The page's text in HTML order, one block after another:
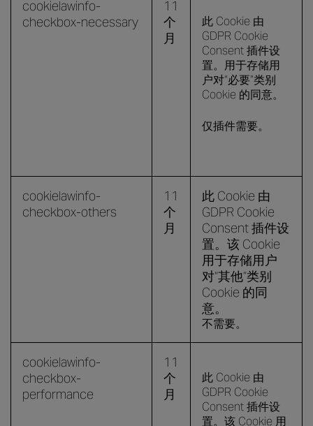
cookielawinfo-
checkbox-necessary
11
个
月
此 Cookie 由
GDPR Cookie
Consent 插件设
置。用于存储用
户对“必要”类别
Cookie 的同意。
仅插件需要。
cookielawinfo-
checkbox-others
11
个
月
此 Cookie 由
GDPR Cookie
Consent 插件设
置。该 Cookie
用于存储用户
对“其他”类别
Cookie 的同
意。
不需要。
cookielawinfo-
checkbox-
performance
11
个
月
此 Cookie 由
GDPR Cookie
Consent 插件设
置。该 Cookie 用